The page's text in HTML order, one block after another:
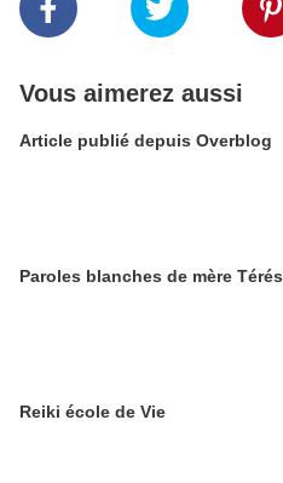
Vous aimerez aussi
Article publié depuis Overblog
Paroles blanches de mère
Reiki école de Vie